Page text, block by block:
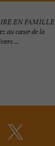
EN FAMILLE
au cœur de la
...